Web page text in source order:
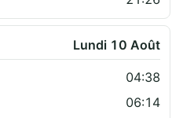
Lundi 10 Août
04:38
06:14